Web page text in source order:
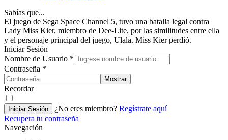
Sabías que...
El juego de Sega Space Channel 5, tuvo una batalla legal contra
Lady Miss Kier, miembro de Dee-Lite, por las similitudes entre ella
y el personaje principal del juego, Ulala. Miss Kier perdió.
Iniciar Sesión
Nombre de Usuario *
Contraseña *
Mostrar
Recordar
Iniciar Sesión ¿No eres miembro? Regístrate aquí
Recupera tu contraseña
Navegación